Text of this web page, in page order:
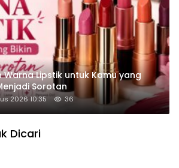
Warna Lipstik untuk Kamu yang
Sorotan
2026 10:35 36
Dicari